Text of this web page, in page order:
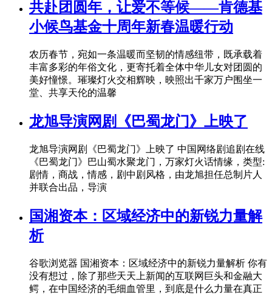
共赴团圆年，让爱不等候——肯德基
小候鸟基金十周年新春温暖行动
农历春节，宛如一条温暖而坚韧的情感纽带，既承载着
丰富多彩的年俗文化，更寄托着全体中华儿女对团圆的
美好憧憬。璀璨灯火交相辉映，映照出千家万户围坐一
堂、共享天伦的温馨
龙旭导演网剧《巴蜀龙门》上映了
龙旭导演网剧《巴蜀龙门》上映了 中国网络剧追剧在线
《巴蜀龙门》巴山蜀水聚龙门，万家灯火话情缘，类型:
剧情，商战，情感，剧中剧风格，由龙旭担任总制片人
并联合出品，导演
国湘资本：区域经济中的新锐力量解
析
谷歌浏览器 国湘资本：区域经济中的新锐力量解析 你有
没有想过，除了那些天天上新闻的互联网巨头和金融大
鳄，在中国经济的毛细血管里，到底是什么力量在真正